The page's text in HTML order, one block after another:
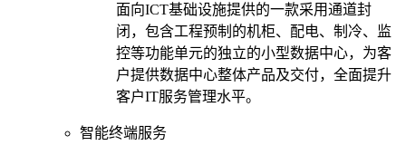
面向ICT基础设施提供的一款采用通道封
闭，包含工程预制的机柜、配电、制冷、监
控等功能单元的独立的小型数据中心，为客
户提供数据中心整体产品及交付，全面提升
客户IT服务管理水平。
智能终端服务